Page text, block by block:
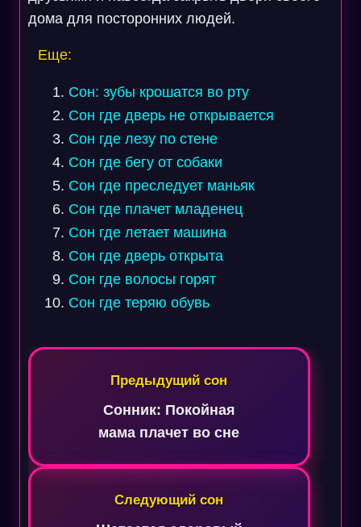
дома для посторонних людей.
Еще:
Сон: зубы крошатся во рту
Сон где дверь не открывается
Сон где лезу по стене
Сон где бегу от собаки
Сон где преследует маньяк
Сон где плачет младенец
Сон где летает машина
Сон где дверь открыта
Сон где волосы горят
Сон где теряю обувь
Навигация
записям
Предыдущий сон
Сонник: Покойная
мама плачет во сне
Следующий сон